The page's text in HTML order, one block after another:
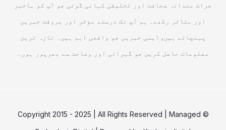
جرات مندانہ صحافت اور تخلیقی کہانی گوئی جو آپ کو باخبر
اور متاثر رکھے۔ ہم آپ تک درست، مؤثر اور بروقت خبریں
پہنچاتے ہیں, ایسی خبریں جو واقعی اہم ہیں۔ تازہ ترین
معلومات حاصل کریں جو گہرائی اور وضاحت سے بھرپور ہوں۔
© Copyright 2015 - 2025 | All Rights Reserved | Managed